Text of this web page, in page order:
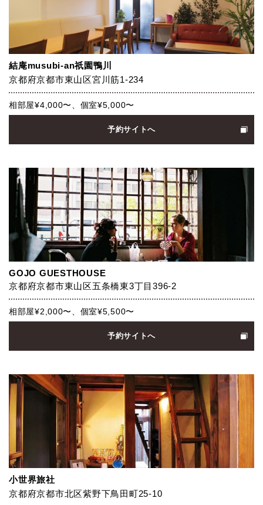
結庵musubi-an祇園鴨川
京都府京都市東山区宮川筋1-234
相部屋¥4,000〜、個室¥5,000〜
予約サイトへ
GOJO GUESTHOUSE
京都府京都市東山区五条橋東3丁目396-2
相部屋¥2,000〜、個室¥5,500〜
予約サイトへ
小世界旅社
京都府京都市北区紫野下鳥田町25-10